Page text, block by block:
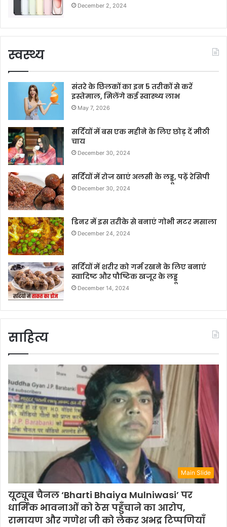
December 2, 2024
स्वस्थ्य
संतरे के छिलकों का इन 5 तरीकों से करें
इस्तेमाल, मिलेंगे कई स्वास्थ्य लाभ
May 7, 2026
सर्दियों में बस एक महीने के लिए छोड़ दें मीठी
चाय
December 30, 2024
सर्दियों में रोज खाएं अलसी के लड्डू, पढ़ें रेसिपी
December 30, 2024
डिनर में इस तरीके से बनाएं गोभी मटर मसाला
December 24, 2024
सर्दियों में शरीर को गर्म रखने के लिए बनाएं
स्वादिष्ट और पौष्टिक खजूर के लड्डू
December 14, 2024
साहित्य
Main Slide
यूट्यूब चैनल ‘Bharti Bhaiya Mulniwasi’ पर
धार्मिक भावनाओं को ठेस पहुँचाने का आरोप,
रामायण और गणेश जी को लेकर अभद्र टिप्पणियाँ